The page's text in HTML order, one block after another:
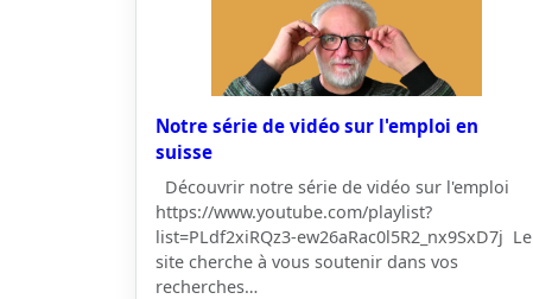
Notre série de vidéo sur l'emploi en
suisse
Découvrir notre série de vidéo sur l'emploi
https://www.youtube.com/playlist?
list=PLdf2xiRQz3-ew26aRac0l5R2_nx9SxD7j Le
site cherche à vous soutenir dans vos
recherches…